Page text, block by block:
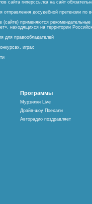
сайта гиперссылка на сайт
отправления досудебной претензии
применяются
находящихся на территории
для правообладателей
играх
Программы
Мурзилки Live
Драйв-шоу Поехали
Авторадио поздравляет